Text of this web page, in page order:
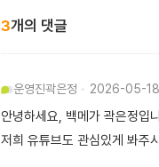
3개의 댓글
운영진곽은정 2026-05-18
안녕하세요, 백메가 곽은정입
저희 유튜브도 관심있게 봐주